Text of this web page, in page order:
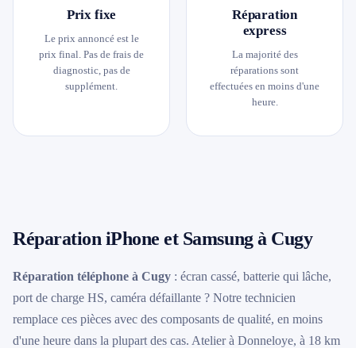
Prix fixe
Le prix annoncé est le
prix final. Pas de frais de
diagnostic, pas de
supplément.
Réparation
express
La majorité des
réparations sont
effectuées en moins d'une
heure.
Réparation iPhone et Samsung à Cugy
Réparation téléphone à Cugy : écran cassé, batterie qui lâche,
port de charge HS, caméra défaillante ? Notre technicien
remplace ces pièces avec des composants de qualité, en moins
d'une heure dans la plupart des cas. Atelier à Donneloye, à 18 km